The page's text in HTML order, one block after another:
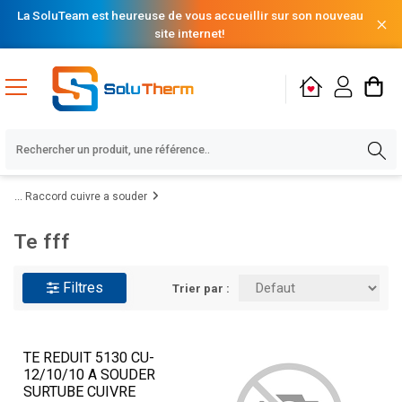
La SoluTeam est heureuse de vous accueillir sur son nouveau
site internet!
Raccord cuivre a souder
Te fff
Filtres Trier par :
TE REDUIT 5130 CU-
12/10/10 A SOUDER
SURTUBE CUIVRE